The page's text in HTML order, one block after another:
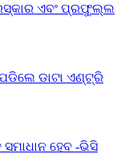
ଏବଂ ପ୍ରଫୁଲ୍ଲ
ପଡିଲେ ଡାଟା ଏଣ୍ଟ୍ରି
ହେବ -ଭିସି